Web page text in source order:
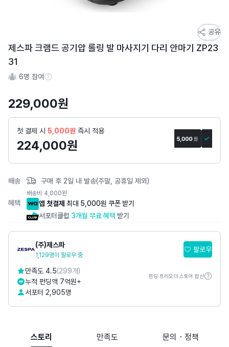
토
어
스
토
상
세
공유
제스파 크램드 공기압 롤링 발 마사지기 다리 안마기 ZP23
31
6명 참여참여 수 정보
229,000원
첫 결제 시 5,000원 즉시 적용
224,000원
배송 구매 후 2일 내 발송(주말, 공휴일 제외)
배송비 4,000원
혜택 앱 첫결제 최대 5,000원 쿠폰 받기
서포터클럽 3개월 무료 혜택 받기
(주)제스파
1,129명이 팔로우 중
팔로우
만족도 4.5(299개)
누적 펀딩액 7억원+
서포터 2,905명
펀딩·프리오더·스토어 합산
스토리 만족도 문의・정책